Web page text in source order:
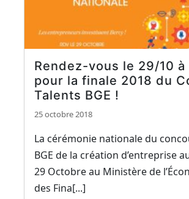
Rendez-vous le 29/10 à
pour la finale 2018 du
Talents BGE !
25 octobre 2018
La cérémonie nationale du
BGE de la création d’entreprise
29 Octobre au Ministère de
des Fina[...]